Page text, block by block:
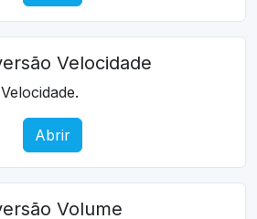
Velocidade
Abrir
Volume